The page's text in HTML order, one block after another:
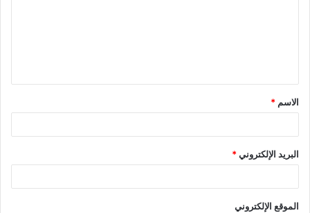
ق
*
الاسم *
البريد الإلكتروني*
الموقع الإلكتروني